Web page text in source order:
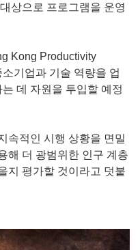
상으로 프로그램을 운영
Kong Productivity
기업과 기술 역량을 업
데 자원을 투입할 예정
속적인 시행 상황을 면밀
해 더 광범위한 인구 계층
지 평가할 것이라고 덧붙